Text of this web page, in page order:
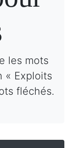
les mots
« Exploits
fléchés.